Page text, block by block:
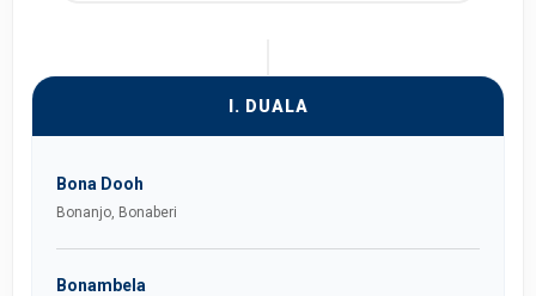
I. DUALA
Bona Dooh
Bonanjo, Bonaberi
Bonambela